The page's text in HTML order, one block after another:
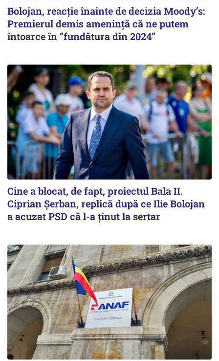
Bolojan, reacție înainte de decizia Moody’s:
Premierul demis amenință că ne putem
întoarce în ”fundătura din 2024”
Cine a blocat, de fapt, proiectul Bala II.
Ciprian Șerban, replică după ce Ilie Bolojan
a acuzat PSD că l-a ținut la sertar